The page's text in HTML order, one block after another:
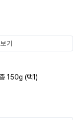
기
150g (택1)